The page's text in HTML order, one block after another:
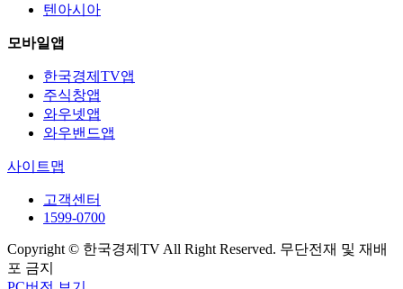
텐아시아
모바일앱
한국경제TV앱
주식창앱
와우넷앱
와우밴드앱
사이트맵
고객센터
1599-0700
Copyright © 한국경제TV All Right Reserved. 무단전재 및 재배
포 금지